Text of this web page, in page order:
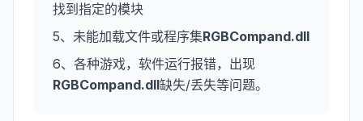
找到指定的模块
5、未能加载文件或程序集RGBCompand.dll
6、各种游戏，软件运行报错，出现
RGBCompand.dll缺失/丢失等问题。